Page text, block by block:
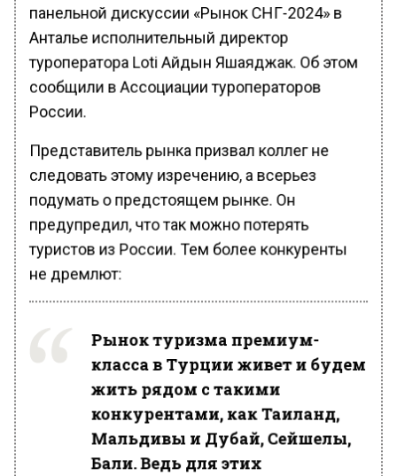
панельной дискуссии «Рынок СНГ-2024» в
Анталье исполнительный директор
туроператора Loti Айдын Яшаяджак. Об этом
сообщили в Ассоциации туроператоров
России.
Представитель рынка призвал коллег не
следовать этому изречению, а всерьез
подумать о предстоящем рынке. Он
предупредил, что так можно потерять
туристов из России. Тем более конкуренты
не дремлют:
Рынок туризма премиум-
класса в Турции живет и будем
жить рядом с такими
конкурентами, как Таиланд,
Мальдивы и Дубай, Сейшелы,
Бали. Ведь для этих